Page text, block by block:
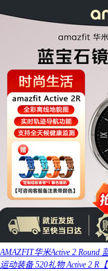
AMAZFIT华米Active 2
运动装备 520礼物 Active 2 R【